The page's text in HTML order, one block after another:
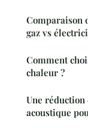
Comparaison
gaz vs
Comment
chaleur ?
Une réduction
acoustique